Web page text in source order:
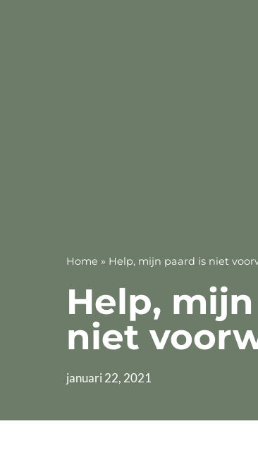
Home » Help, mijn paard is niet
Help,
niet
januari 22, 2021